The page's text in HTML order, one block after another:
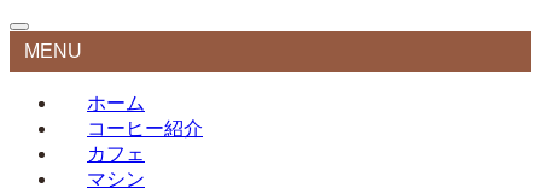
MENU
ホーム
コーヒー紹介
カフェ
マシン